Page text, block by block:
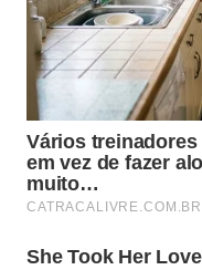
Além da água e do
potencializam a
forma de secar o
aplicação de
cutânea íntegra e a
longo do dia.
Esses hábitos são
caros, apenas com